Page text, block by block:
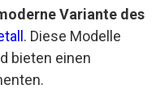
Variante des
. Diese Modelle
bieten einen